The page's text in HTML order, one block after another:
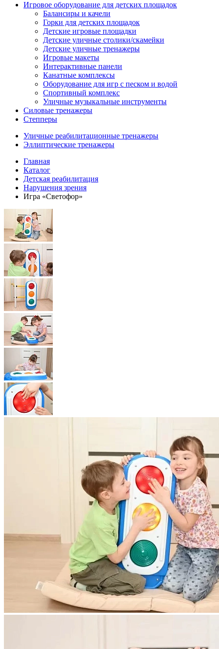
Игровое оборудование для детских площадок
Балансиры и качели
Горки для детских площадок
Детские игровые площадки
Детские уличные столики/скамейки
Детские уличные тренажеры
Игровые макеты
Интерактивные панели
Канатные комплексы
Оборудование для игр с песком и водой
Спортивный комплекс
Уличные музыкальные инструменты
Силовые тренажеры
Степперы
Уличные реабилитационные тренажеры
Эллиптические тренажеры
Главная
Каталог
Детская реабилитация
Нарушения зрения
Игра «Светофор»